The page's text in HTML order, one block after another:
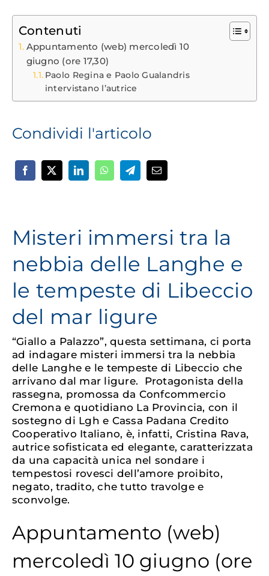
Contenuti
Appuntamento (web) mercoledì 10
giugno (ore 17,30)
Paolo Regina e Paolo Gualandris
intervistano l’autrice
Condividi l'articolo
Misteri immersi tra la
nebbia delle Langhe e
le tempeste di Libeccio
del mar ligure
“Giallo a Palazzo”, questa settimana, ci porta
ad indagare misteri immersi tra la nebbia
delle Langhe e le tempeste di Libeccio che
arrivano dal mar ligure. Protagonista della
rassegna, promossa da Confcommercio
Cremona e quotidiano La Provincia, con il
sostegno di Lgh e Cassa Padana Credito
Cooperativo Italiano, è, infatti, Cristina Rava,
autrice sofisticata ed elegante, caratterizzata
da una capacità unica nel sondare i
tempestosi rovesci dell’amore proibito,
negato, tradito, che tutto travolge e
sconvolge.
Appuntamento (web)
mercoledì 10 giugno (ore